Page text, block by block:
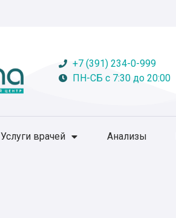
+7 (391) 234-0-999
ПН-СБ с 7:30 до 20:00
Услуги врачей Анализы